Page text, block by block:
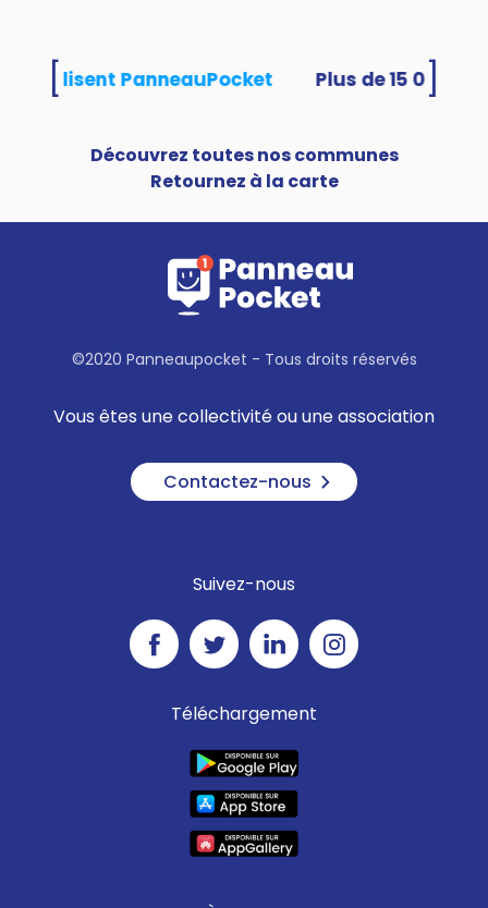
utilisent PanneauPocket
Découvrez toutes nos communes
Retournez à la carte
©2020 Panneaupocket - Tous droits réservés
Vous êtes une collectivité ou une association
Contactez-nous
Suivez-nous
Téléchargement